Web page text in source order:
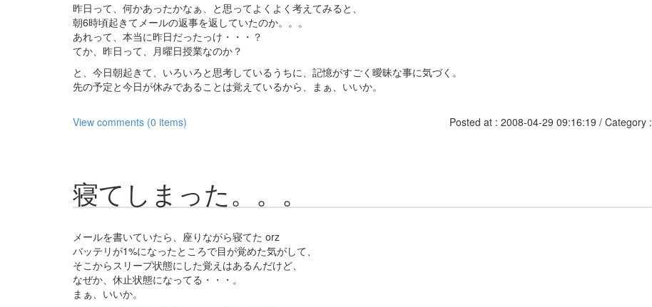
昨日って、何かあったかなぁ、と思ってよくよく考えてみると、
朝6時頃起きてメールの返事を返していたのか。。。
あれって、本当に昨日だったっけ・・・？
てか、昨日って、月曜日授業なのか？
と、今日朝起きて、いろいろと思考しているうちに、記憶がすごく曖昧な事に気づく。
先の予定と今日が休みであることは覚えているから、まぁ、いいか。
View comments (0 items) Posted at : 2008-04-29 09:16:19 / Category :
寝てしまった。。。
メールを書いていたら、座りながら寝てた orz
バッテリが1%になったところで目が覚めた気がして、
そこからスリープ状態にした覚えはあるんだけど、
なぜか、休止状態になってる・・・。
まぁ、いいか。